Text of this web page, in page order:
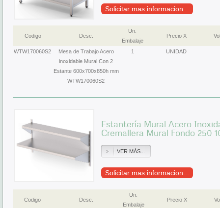
Solicitar mas informacion...
Codigo Desc.
Un.
Embalaje
Precio X
WTW170060S2
Mesa de Trabajo Acero
inoxidable Mural Con 2
Estante 600x700x850h mm
WTW170060S2
1 UNIDAD
Estantería Mural Acero
Cremallera Mural Fondo 250
VER MÁS...
Solicitar mas informacion...
Codigo Desc.
Un.
Embalaje
Precio X